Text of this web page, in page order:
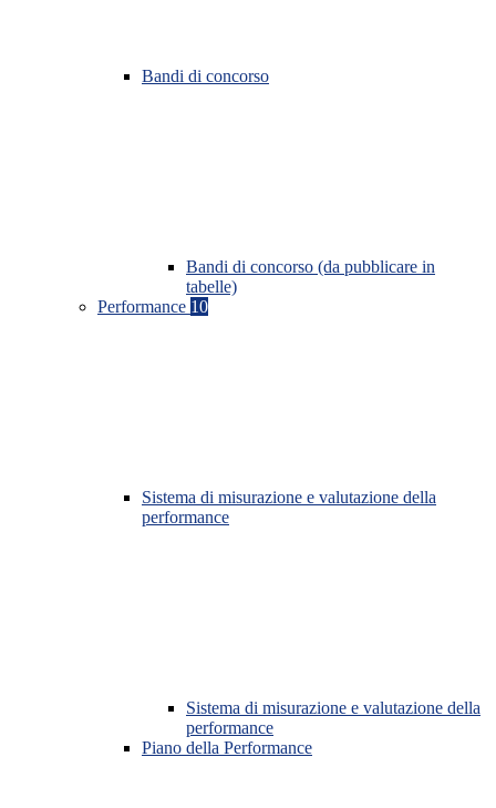
Bandi di concorso
Bandi di concorso (da pubblicare in
tabelle)
Performance 10
Sistema di misurazione e valutazione della
performance
Sistema di misurazione e valutazione della
performance
Piano della Performance